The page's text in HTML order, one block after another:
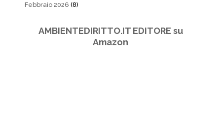
Febbraio 2026 (8)
AMBIENTEDIRITTO.IT EDITORE su
Amazon